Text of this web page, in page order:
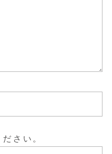
さい。